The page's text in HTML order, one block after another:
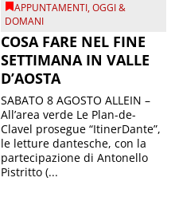
APPUNTAMENTI,OGGI &
DOMANI
COSA FARE NEL FINE
SETTIMANA IN VALLE
D’AOSTA
SABATO 8 AGOSTO ALLEIN –
All’area verde Le Plan-de-
Clavel prosegue “ItinerDante”,
le letture dantesche, con la
partecipazione di Antonello
Pistritto (...